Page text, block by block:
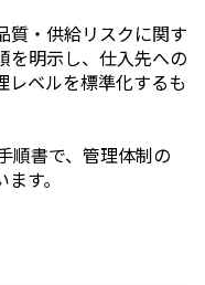
質・供給リスクに関す
を明示し、仕入先への
レベルを標準化するも
順書で、管理体制の
す。